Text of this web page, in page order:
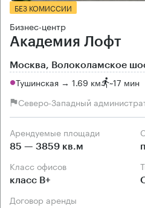
БЕЗ КОМИССИИ
Бизнес-центр
Академия Лофт
Москва, Волоколамское
Тушинская → 1.69 км ~17 мин
Северо-Западный
Арендуемые площади
85 — 3859 кв.м
Класс офисов
класс B+
Договор аренды